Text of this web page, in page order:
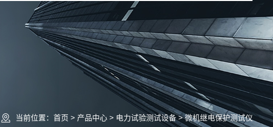
当前位置： 首页 > 产品中心> 电力试验测试设备>微机继电保护测试仪